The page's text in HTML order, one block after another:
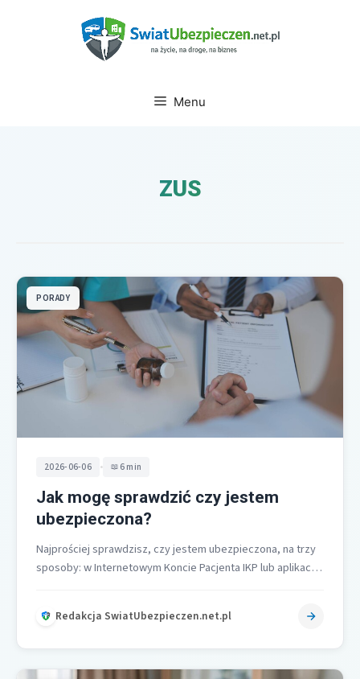
Menu
ZUS
PORADY
2026-06-06 • 6 min
Jak mogę sprawdzić czy jestem
ubezpieczona?
Najprościej sprawdzisz, czy jestem ubezpieczona, na trzy
sposoby: w Internetowym Koncie Pacjenta IKP lub aplikacji
Redakcja SwiatUbezpieczen.net.pl